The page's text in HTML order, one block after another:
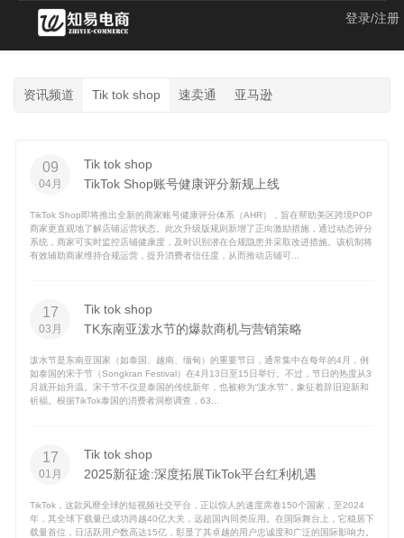
登录/注册
资讯频道 Tik tok shop 速卖通 亚马逊
09
04月
Tik tok shop
TikTok Shop账号健康评分新规上线
TikTok Shop即将推出全新的商家账号健康评分体系（AHR），旨在帮助美区跨境POP
商家更直观地了解店铺运营状态。此次升级版规则新增了正向激励措施，通过动态评分
系统，商家可实时监控店铺健康度，及时识别潜在合规隐患并采取改进措施。该机制将
有效辅助商家维持合规运营，提升消费者信任度，从而推动店铺可...
17
03月
Tik tok shop
TK东南亚泼水节的爆款商机与营销策略
泼水节是东南亚国家（如泰国、越南、缅甸）的重要节日，通常集中在每年的4月，例
如泰国的宋干节（Songkran Festival）在4月13日至15日举行。不过，节日的热度从3
月就开始升温。宋干节不仅是泰国的传统新年，也被称为“泼水节”，象征着辞旧迎新和
祈福。根据TikTok泰国的消费者洞察调查，63...
17
01月
Tik tok shop
2025新征途:深度拓展TikTok平台红利机遇
TikTok，这款风靡全球的短视频社交平台，正以惊人的速度席卷150个国家，至2024
年，其全球下载量已成功跨越40亿大关，远超国内同类应用。在国际舞台上，它稳居下
载量首位，日活跃用户数高达15亿，彰显了其卓越的用户忠诚度和广泛的国际影响力。